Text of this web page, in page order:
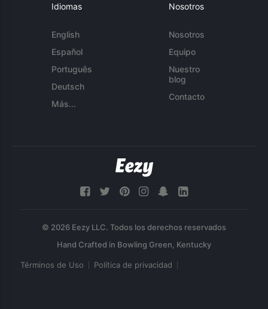
Idiomas
English
Español
Português
Deutsch
Más...
Nosotros
Nosotros
Equipo
Nuestro
blog
Contacto
© 2026 Eezy LLC. Todos los derechos reservados
Términos de Uso Política de privacidad